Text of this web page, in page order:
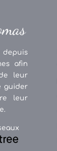
depuis
afin
leur
guider
leur